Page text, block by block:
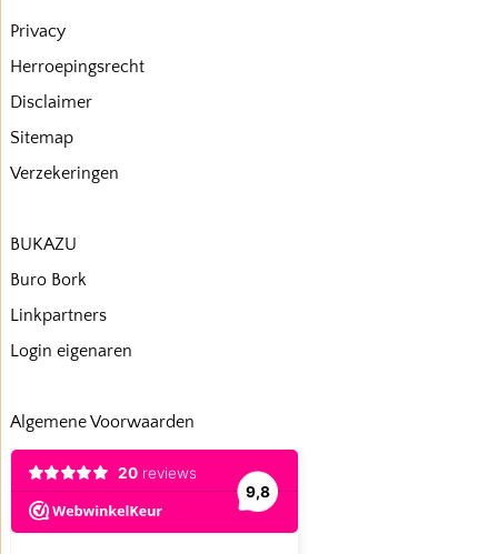
Privacy
Herroepingsrecht
Disclaimer
Sitemap
Verzekeringen
BUKAZU
Buro Bork
Linkpartners
Login eigenaren
Algemene Voorwaarden